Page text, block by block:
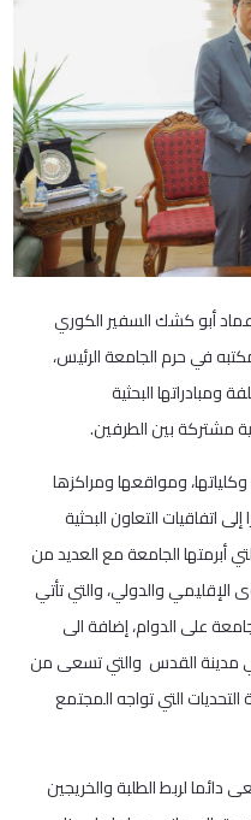
أبو كشك السفير الكوري
في حرم الجامعة الرئيس،
ومبادراتها البحثية
مشتركة بين الطرفين.
ومواقعها ومراكزها
اتفاقيات التعاون البحثية
أبرمتها الجامعة مع العديد من
والدولي، والتي تأتي
على الدوام، إضافة الى
مدينة القدس والتي تسعى من
التي تواجه المجتمع
لربط الطلبة والخريجين